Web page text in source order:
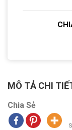
MÔ TẢ CHI
Chia Sẻ